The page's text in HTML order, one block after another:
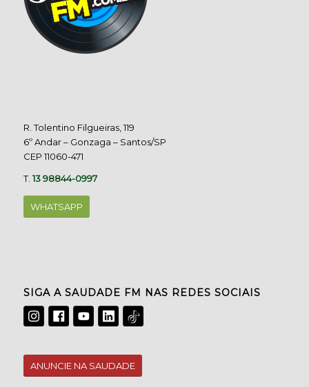
R. Tolentino Filgueiras, 119
6º Andar – Gonzaga – Santos/SP
CEP 11060-471
T.13 98844-0997
WHATSAPP
SIGA A SAUDADE FM NAS REDES SOCIAIS
ANUNCIE NA SAUDADE